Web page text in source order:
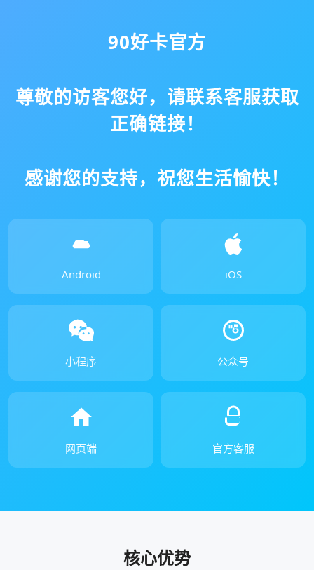
90好卡官方
尊敬的访客您好，请联系客服获取
正确链接！
感谢您的支持，祝您生活愉快！
Android iOS
小程序 公众号
网页端 官方客服
核心优势